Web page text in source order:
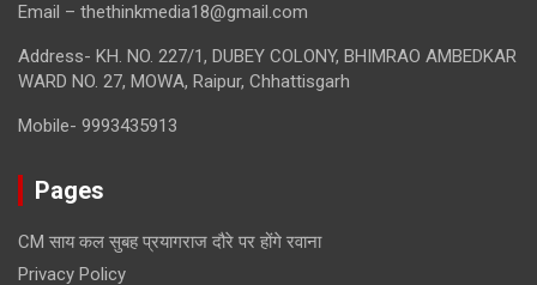
Email – thethinkmedia18@gmail.com
Address- KH. NO. 227/1, DUBEY COLONY, BHIMRAO AMBEDKAR
WARD NO. 27, MOWA, Raipur, Chhattisgarh
Mobile- 9993435913
Pages
CM साय कल सुबह प्रयागराज दौरे पर होंगे रवाना
Privacy Policy